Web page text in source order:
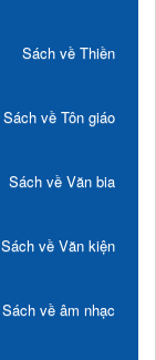
Sách về Thiền
Sách về Tôn giáo
Sách về Văn bia
Sách về Văn kiện
Sách về âm nhạc